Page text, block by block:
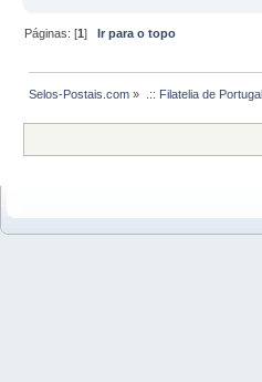
Páginas: [1]Ir para o topo
Selos-Postais.com » .:: Filatelia de